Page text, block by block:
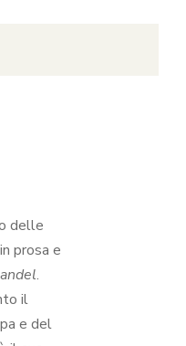
delle
prosa e
.
il
e del